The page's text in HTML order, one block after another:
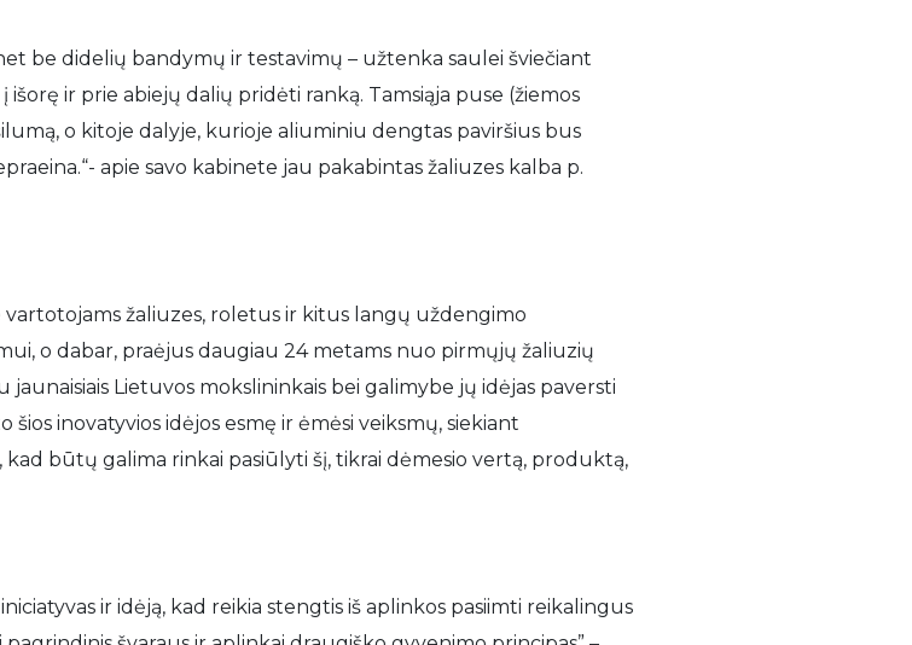
be didelių bandymų ir testavimų – užtenka saulei šviečiant
ir prie abiejų dalių pridėti ranką. Tamsiąja puse (žiemos
o kitoje dalyje, kurioje aliuminiu dengtas paviršius bus
apie savo kabinete jau pakabintas žaliuzes kalba p.
žaliuzes, roletus ir kitus langų uždengimo
o dabar, praėjus daugiau 24 metams nuo pirmųjų žaliuzių
Lietuvos mokslininkais bei galimybe jų idėjas paversti
inovatyvios idėjos esmę ir ėmėsi veiksmų, siekiant
būtų galima rinkai pasiūlyti šį, tikrai dėmesio vertą, produktą,
ir idėją, kad reikia stengtis iš aplinkos pasiimti reikalingus